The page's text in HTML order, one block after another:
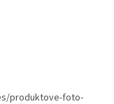
produktove-foto-